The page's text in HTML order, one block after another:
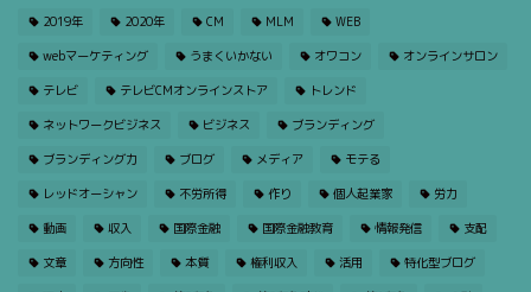
2019年 2020年 CM MLM WEB
webマーケティング うまくいかない オワコン オンラインサロン
テレビ テレビCMオンラインストア トレンド
ネットワークビジネス ビジネス ブランディング
ブランディング力 ブログ メディア モテる
レッドオーシャン 不労所得 作り 個人起業家 労力
動画 収入 国際金融 国際金融教育 情報発信 支配
文章 方向性 本質 権利収入 活用 特化型ブログ